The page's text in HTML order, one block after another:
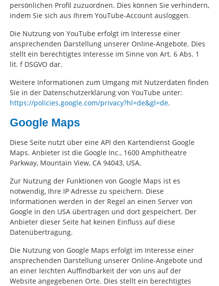
persönlichen Profil zuzuordnen. Dies können Sie verhindern,
indem Sie sich aus Ihrem YouTube-Account ausloggen.
Die Nutzung von YouTube erfolgt im Interesse einer
ansprechenden Darstellung unserer Online-Angebote. Dies
stellt ein berechtigtes Interesse im Sinne von Art. 6 Abs. 1
lit. f DSGVO dar.
Weitere Informationen zum Umgang mit Nutzerdaten finden
Sie in der Datenschutzerklärung von YouTube unter:
https://policies.google.com/privacy?hl=de&gl=de.
Google Maps
Diese Seite nutzt über eine API den Kartendienst Google
Maps. Anbieter ist die Google Inc., 1600 Amphitheatre
Parkway, Mountain View, CA 94043, USA.
Zur Nutzung der Funktionen von Google Maps ist es
notwendig, Ihre IP Adresse zu speichern. Diese
Informationen werden in der Regel an einen Server von
Google in den USA übertragen und dort gespeichert. Der
Anbieter dieser Seite hat keinen Einfluss auf diese
Datenübertragung.
Die Nutzung von Google Maps erfolgt im Interesse einer
ansprechenden Darstellung unserer Online-Angebote und
an einer leichten Auffindbarkeit der von uns auf der
Website angegebenen Orte. Dies stellt ein berechtigtes